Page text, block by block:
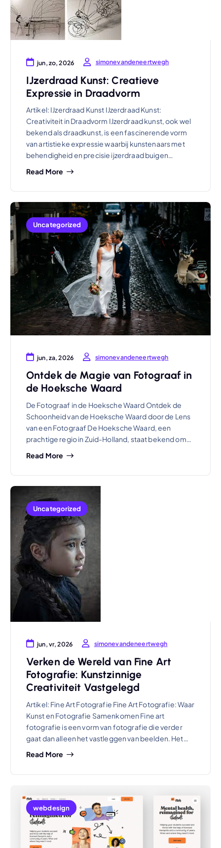
jun, zo, 2026 simonevandeneertwegh
IJzerdraad Kunst: Creatieve
Expressie in Draadvorm
Artikel: IJzerdraad Kunst IJzerdraad Kunst:
Creativiteit in Draadvorm IJzerdraad kunst, ook wel
bekend als draadkunst, is een fascinerende vorm
van artistieke expressie waarbij kunstenaars met
behendigheid en precisie ijzerdraad buigen…
Read More
Uncategorized
jun, za, 2026 simonevandeneertwegh
Ontdek de Magie van Fotograaf in
de Hoeksche Waard
De Fotograaf in de Hoeksche Waard Ontdek de
Schoonheid van de Hoeksche Waard door de Lens
van een Fotograaf De Hoeksche Waard, een
prachtige regio in Zuid-Holland, staat bekend om…
Read More
Uncategorized
jun, vr, 2026 simonevandeneertwegh
Verken de Wereld van Fine Art
Fotografie: Kunstzinnige
Creativiteit Vastgelegd
Artikel: Fine Art Fotografie Fine Art Fotografie: Waar
Kunst en Fotografie Samenkomen Fine art
fotografie is een vorm van fotografie die verder
gaat dan alleen het vastleggen van beelden. Het…
Read More
webdesign